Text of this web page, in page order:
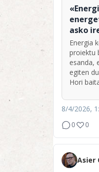
asko
Energia
proiektu
esanda,
egiten
Hori
8/4/2026,
0
0
Asier